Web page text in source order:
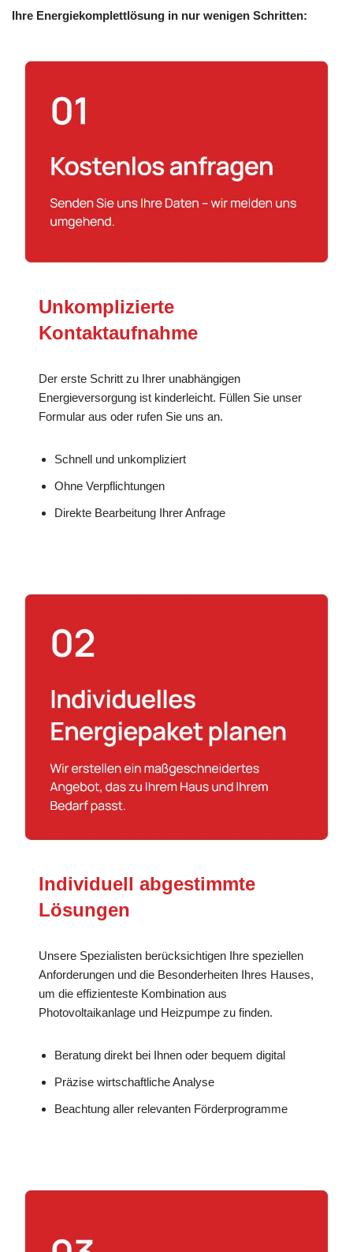
Ihre Energiekomplettlösung in nur wenigen Schritten:
Unkomplizierte
Kontaktaufnahme
Der erste Schritt zu Ihrer unabhängigen
Energieversorgung ist kinderleicht. Füllen Sie unser
Formular aus oder rufen Sie uns an.
Schnell und unkompliziert
Ohne Verpflichtungen
Direkte Bearbeitung Ihrer Anfrage
Individuell abgestimmte
Lösungen
Unsere Spezialisten berücksichtigen Ihre speziellen
Anforderungen und die Besonderheiten Ihres Hauses,
um die effizienteste Kombination aus
Photovoltaikanlage und Heizpumpe zu finden.
Beratung direkt bei Ihnen oder bequem digital
Präzise wirtschaftliche Analyse
Beachtung aller relevanten Förderprogramme